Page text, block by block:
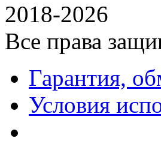
2018-2026
Все права
Гарантия,
Условия